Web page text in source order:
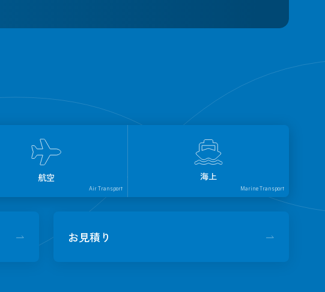
航空
Air Transport
海上
Marine Transport
お見積り